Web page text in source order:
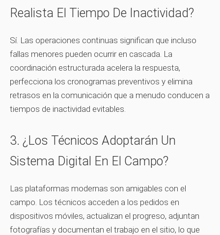
Realista El Tiempo De Inactividad?
Sí. Las operaciones continuas significan que incluso
fallas menores pueden ocurrir en cascada. La
coordinación estructurada acelera la respuesta,
perfecciona los cronogramas preventivos y elimina
retrasos en la comunicación que a menudo conducen a
tiempos de inactividad evitables.
3. ¿Los Técnicos Adoptarán Un
Sistema Digital En El Campo?
Las plataformas modernas son amigables con el
campo. Los técnicos acceden a los pedidos en
dispositivos móviles, actualizan el progreso, adjuntan
fotografías y documentan el trabajo en el sitio, lo que